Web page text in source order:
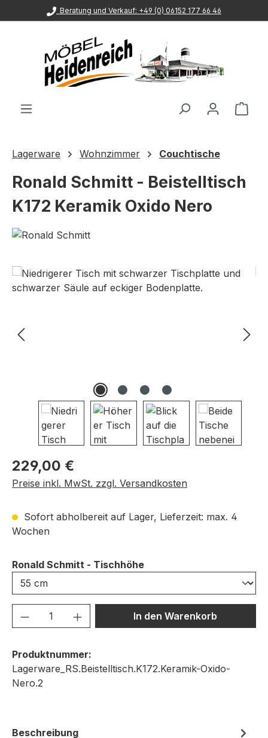
Zum Hauptinhalt springen
Beratung und Verkauf: +49 (0) 06152 177 66 46
Lagerware Wohnzimmer Couchtische
Ronald Schmitt - Beistelltisch
K172 Keramik Oxido Nero
Bildergalerie überspringen
Regulärer Preis:
229,00 €
Preise inkl. MwSt. zzgl. Versandkosten
Sofort abholbereit auf Lager, Lieferzeit: max. 4
Wochen
Ronald Schmitt - Tischhöheauswählen
Produkt Anzahl: Gib denIn den Warenkorb
Produktnummer:
Lagerware_RS.Beistelltisch.K172.Keramik-Oxido-
Nero.2
Beschreibung